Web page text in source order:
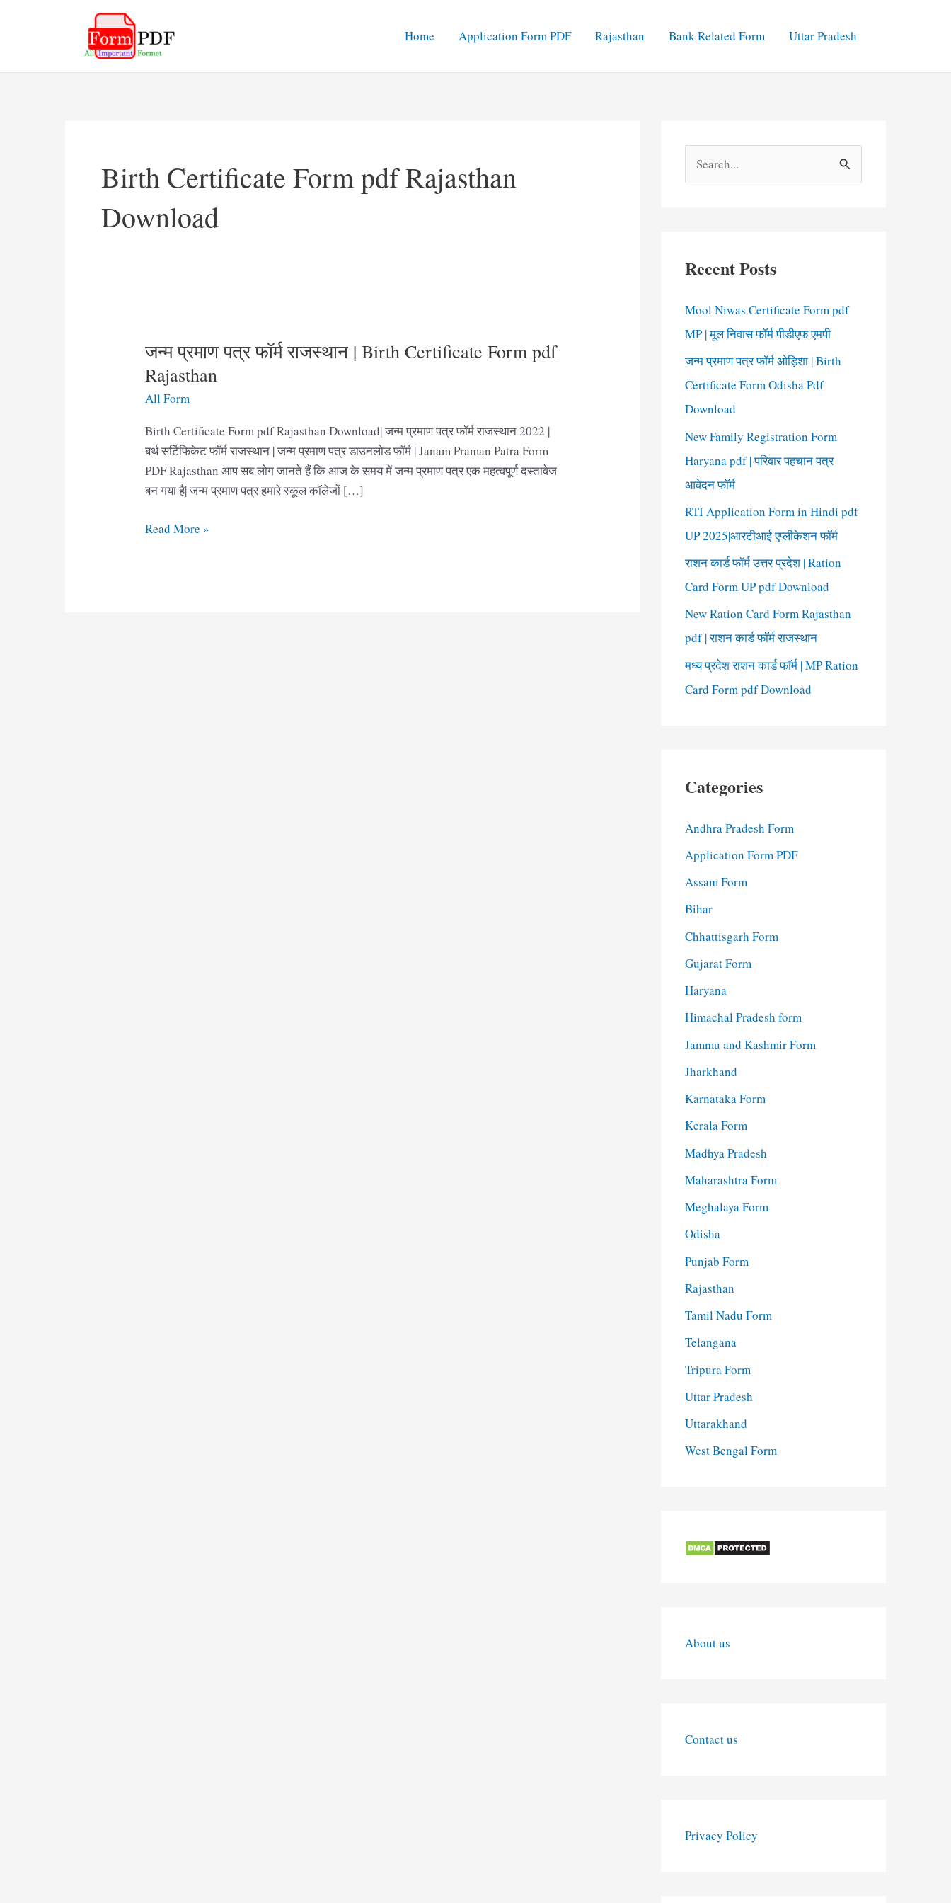
Home Application Form PDF Rajasthan Bank Related Form Uttar Pradesh
Birth Certificate Form pdf Rajasthan
Download
जन्म प्रमाण पत्र फॉर्म राजस्थान | Birth Certificate Form pdf
Rajasthan
All Form
Birth Certificate Form pdf Rajasthan Download| जन्म प्रमाण पत्र फॉर्म राजस्थान 2022 |
बर्थ सर्टिफिकेट फॉर्म राजस्थान | जन्म प्रमाण पत्र डाउनलोड फॉर्म | Janam Praman Patra Form
PDF Rajasthan आप सब लोग जानते हैं कि आज के समय में जन्म प्रमाण पत्र एक महत्वपूर्ण दस्तावेज
बन गया है| जन्म प्रमाण पत्र हमारे स्कूल कॉलेजों […]
जन्म
Read More »
e
h
Recent Posts
Mool Niwas Certificate Form pdf
MP | मूल निवास फॉर्म पीडीएफ एमपी
जन्म प्रमाण पत्र फॉर्म ओड़िशा | Birth
Certificate Form Odisha Pdf
Download
New Family Registration Form
Haryana pdf | परिवार पहचान पत्र
आवेदन फॉर्म
RTI Application Form in Hindi pdf
UP 2025|आरटीआई एप्लीकेशन फॉर्म
राशन कार्ड फॉर्म उत्तर प्रदेश | Ration
Card Form UP pdf Download
New Ration Card Form Rajasthan
pdf | राशन कार्ड फॉर्म राजस्थान
मध्य प्रदेश राशन कार्ड फॉर्म | MP Ration
Card Form pdf Download
Categories
Andhra Pradesh Form
Application Form PDF
Assam Form
Bihar
Chhattisgarh Form
Gujarat Form
Haryana
Himachal Pradesh form
Jammu and Kashmir Form
Jharkhand
Karnataka Form
Kerala Form
Madhya Pradesh
Maharashtra Form
Meghalaya Form
Odisha
Punjab Form
Rajasthan
Tamil Nadu Form
Telangana
Tripura Form
Uttar Pradesh
Uttarakhand
West Bengal Form
About us
Contact us
Privacy Policy